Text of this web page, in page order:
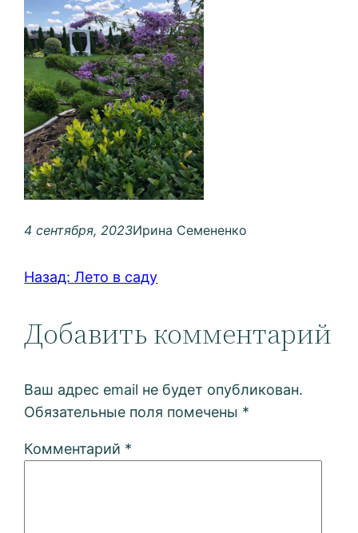
4 сентября, 2023Ирина Семененко
Назад: Лето в саду
Добавить комментарий
Ваш адрес email не будет опубликован.
Обязательные поля помечены *
Комментарий *